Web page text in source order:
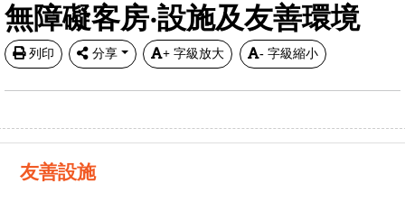
無障礙客房‧設施及友善環境
列印 分享 + 字級放大 - 字級縮小
友善設施